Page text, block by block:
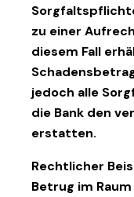
zu einer
diesem Fall
jedoch alle
die Bank den
erstatten.
Rechtlicher
Betrug im